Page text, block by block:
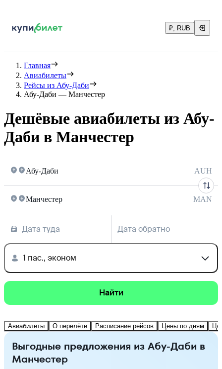
₽, RUB
Главная
Авиабилеты
Рейсы из Абу-Даби
Абу-Даби — Манчестер
Дешёвые авиабилеты из Абу-
Даби в Манчестер
Абу-Даби AUH
Манчестер MAN
Дата туда Дата обратно
1 пас., эконом
Найти
Авиабилеты О перелёте Расписание рейсов Цены по дням
Выгодные предложения из Абу-Даби в
Манчестер